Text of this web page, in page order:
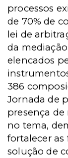
processos
de 70% de
lei de
da
elencados
386
Jornada de
presença
no tema,
fortalecer as
solução de